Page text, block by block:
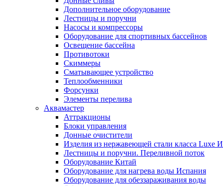
Дополнительное оборудование
Лестницы и поручни
Насосы и компрессоры
Оборудование для спортивных бассейнов
Освещение бассейна
Противотоки
Скиммеры
Сматывающее устройство
Теплообменники
Форсунки
Элементы перелива
Аквамастер
Аттракционы
Блоки управления
Донные очистители
Изделия из нержавеющей стали класса Luxe
Лестницы и поручни. Переливной поток
Оборудование Китай
Оборудование для нагрева воды Испания
Оборудование для обеззараживания воды